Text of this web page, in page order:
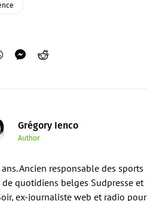
Grégory Ienco
Author
Ancien responsable des sports
quotidiens belges Sudpresse et
ex-journaliste web et radio pour